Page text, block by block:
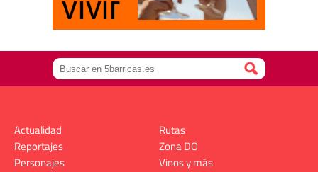
Actualidad
Reportajes
Personajes
Rutas
Zona DO
Vinos y más